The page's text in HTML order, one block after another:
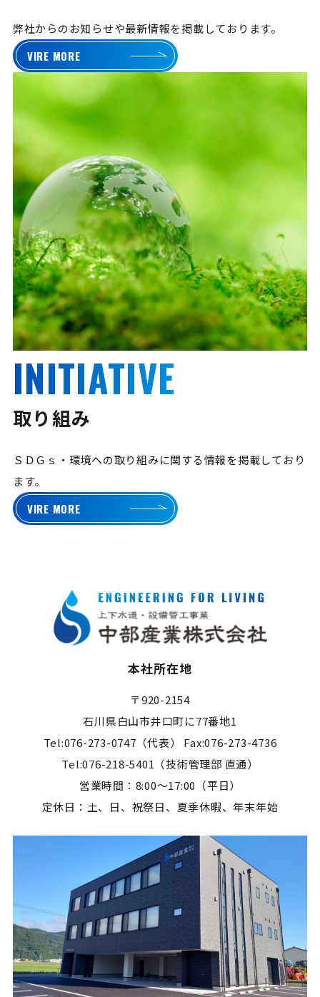
弊社からのお知らせや最新情報を掲載しております。
VIRE MORE
INITIATIVE
取り組み
ＳＤＧｓ・環境への取り組みに関する情報を掲載しており
ます。
VIRE MORE
本社所在地
〒920-2154
石川県白山市井口町に77番地1
Tel:076-273-0747（代表） Fax:076-273-4736
Tel:076-218-5401（技術管理部 直通）
営業時間：8:00～17:00（平日）
定休日：土、日、祝祭日、夏季休暇、年末年始